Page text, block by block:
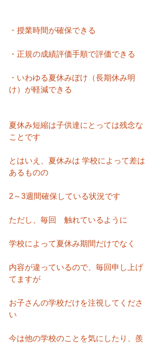
・授業時間が確保できる
・正規の成績評価手順で評価できる
・いわゆる夏休みぼけ（長期休み明
け）が軽減できる
夏休み短縮は子供達にとっては残念な
ことです
とはいえ、夏休みは 学校によって差は
あるものの
2～3週間確保している状況です
ただし、毎回　触れているように
学校によって夏休み期間だけでなく
内容が違っているので、毎回申し上げ
てますが
お子さんの学校だけを注視してくださ
い
今は他の学校のことを気にしたり、羨